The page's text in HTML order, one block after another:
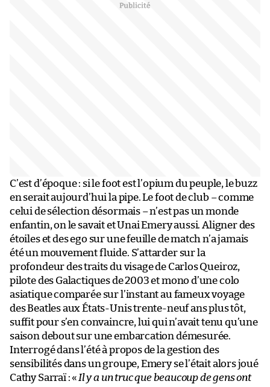
C’est d’époque : si le foot est l’opium du peuple, le buzz
en serait aujourd’hui la pipe. Le foot de club – comme
celui de sélection désormais – n’est pas un monde
enfantin, on le savait et Unai Emery aussi. Aligner des
étoiles et des ego sur une feuille de match n’a jamais
été un mouvement fluide. S’attarder sur la
profondeur des traits du visage de Carlos Queiroz,
pilote des Galactiques de 2003 et mono d’une colo
asiatique comparée sur l’instant au fameux voyage
des Beatles aux États-Unis trente-neuf ans plus tôt,
suffit pour s’en convaincre, lui qui n’avait tenu qu’une
saison debout sur une embarcation démesurée.
Interrogé dans l’été à propos de la gestion des
sensibilités dans un groupe, Emery se l’était alors joué
Cathy Sarraï : « Il y a un truc que beaucoup de gens ont